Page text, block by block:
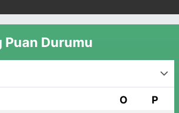
Puan Durumu
O P